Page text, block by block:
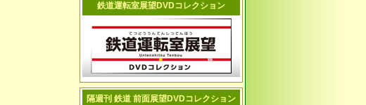
鉄道運転室展望DVDコレクション
隔週刊 鉄道 前面展望DVDコレクション